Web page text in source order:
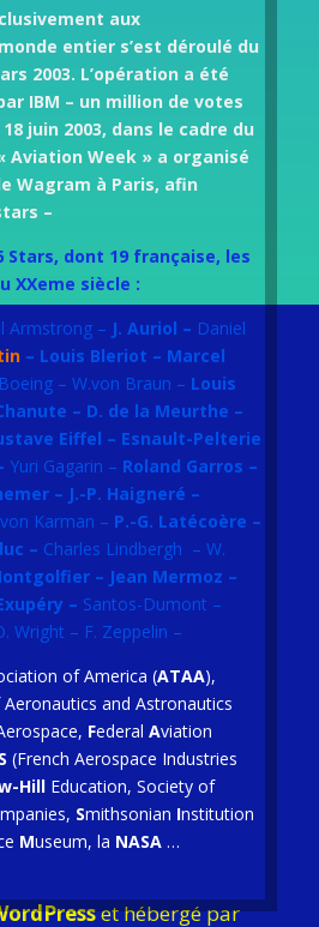
aux
entier s’est déroulé du
2003. L’opération a été
IBM – un million de votes
juin 2003, dans le cadre du
Aviation Week » a organisé
Wagram à Paris, afin
–
Stars, dont 19 française, les
XXeme siècle :
Armstrong – J. Auriol – Daniel
– Louis Bleriot – Marcel
– W.von Braun – Louis
– D. de la Meurthe –
Eiffel – Esnault-Pelterie
Yuri Gagarin – Roland Garros –
– J.-P. Haigneré –
Karman – P.-G. Latécoère –
– Charles Lindbergh – W.
– Jean Mermoz –
– Santos-Dumont –
Wright – F. Zeppelin –
of America (ATAA),
and Astronautics
Federal Aviation
(French Aerospace Industries
HillEducation, Society of
Smithsonian Institution
Museum, la NASA …
et hébergé par